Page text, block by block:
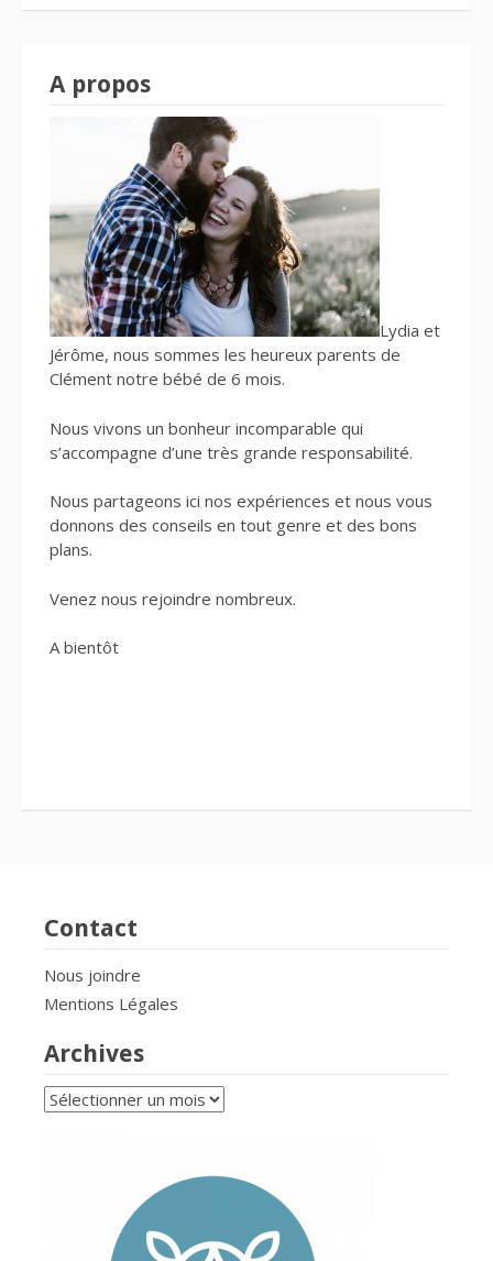
A propos
Lydia et
Jérôme, nous sommes les heureux parents de
Clément notre bébé de 6 mois.
Nous vivons un bonheur incomparable qui
s’accompagne d’une très grande responsabilité.
Nous partageons ici nos expériences et nous vous
donnons des conseils en tout genre et des bons
plans.
Venez nous rejoindre nombreux.
A bientôt
Contact
Nous joindre
Mentions Légales
Archives
Archives